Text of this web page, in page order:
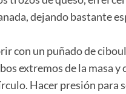
dejando bastante
con un puñado de
extremos de la masa
Hacer presión para